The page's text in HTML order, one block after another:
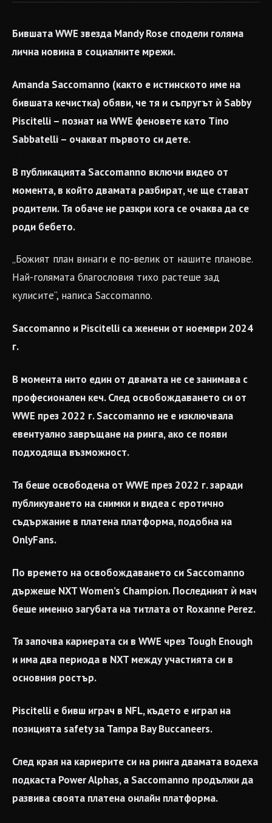
Бившата WWE звезда Mandy Rose сподели голяма
лична новина в социалните мрежи.
Amanda Saccomanno (както е истинското име на
бившата кечистка) обяви, че тя и съпругът ѝ Sabby
Piscitelli – познат на WWE феновете като Tino
Sabbatelli – очакват първото си дете.
В публикацията Saccomanno включи видео от
момента, в който двамата разбират, че ще стават
родители. Тя обаче не разкри кога се очаква да се
роди бебето.
„Божият план винаги е по-велик от нашите планове.
Най-голямата благословия тихо растеше зад
кулисите“, написа Saccomanno.
Saccomanno и Piscitelli са женени от ноември 2024
г.
В момента нито един от двамата не се занимава с
професионален кеч. След освобождаването си от
WWE през 2022 г. Saccomanno не е изключвала
евентуално завръщане на ринга, ако се появи
подходяща възможност.
Тя беше освободена от WWE през 2022 г. заради
публикуването на снимки и видеа с еротично
съдържание в платена платформа, подобна на
OnlyFans.
По времето на освобождаването си Saccomanno
държеше NXT Women’s Champion. Последният ѝ мач
беше именно загубата на титлата от Roxanne Perez.
Тя започва кариерата си в WWE чрез Tough Enough
и има два периода в NXT между участията си в
основния ростър.
Piscitelli е бивш играч в NFL, където е играл на
позицията safety за Tampa Bay Buccaneers.
След края на кариерите си на ринга двамата водеха
подкаста Power Alphas, а Saccomanno продължи да
развива своята платена онлайн платформа.